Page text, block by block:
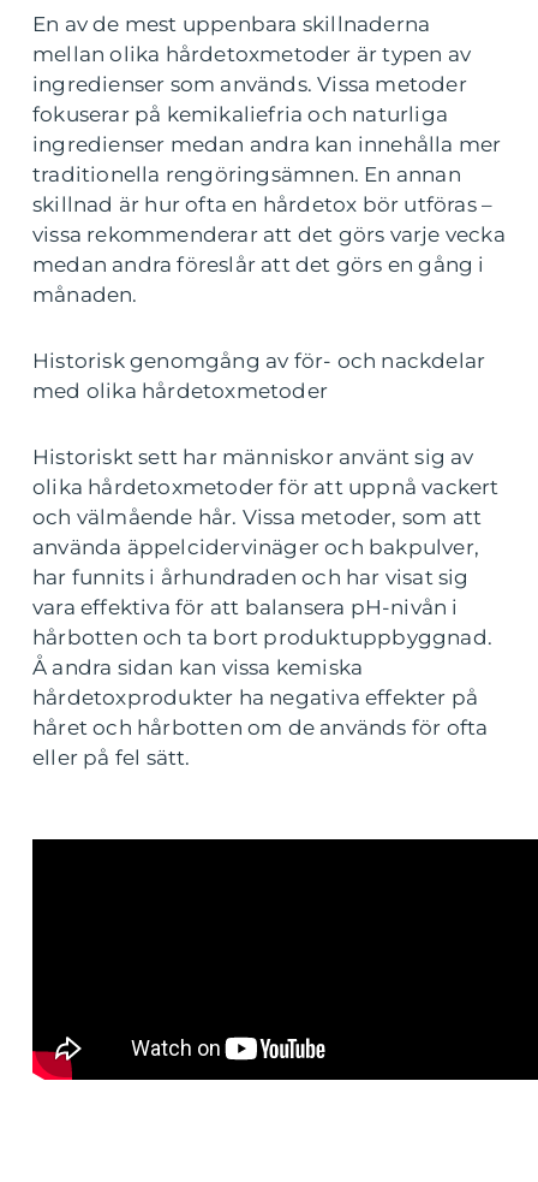
En av de mest uppenbara skillnaderna
mellan olika hårdetoxmetoder är typen av
ingredienser som används. Vissa metoder
fokuserar på kemikaliefria och naturliga
ingredienser medan andra kan innehålla mer
traditionella rengöringsämnen. En annan
skillnad är hur ofta en hårdetox bör utföras –
vissa rekommenderar att det görs varje vecka
medan andra föreslår att det görs en gång i
månaden.
Historisk genomgång av för- och nackdelar
med olika hårdetoxmetoder
Historiskt sett har människor använt sig av
olika hårdetoxmetoder för att uppnå vackert
och välmående hår. Vissa metoder, som att
använda äppelcidervinäger och bakpulver,
har funnits i århundraden och har visat sig
vara effektiva för att balansera pH-nivån i
hårbotten och ta bort produktuppbyggnad.
Å andra sidan kan vissa kemiska
hårdetoxprodukter ha negativa effekter på
håret och hårbotten om de används för ofta
eller på fel sätt.